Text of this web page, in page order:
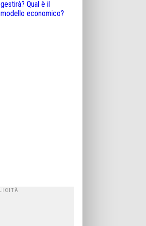
gestirà? Qual è il
modello economico?